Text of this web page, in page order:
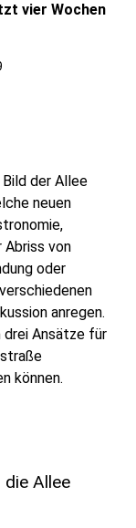
vier Wochen
der Allee
neuen
Abriss von
oder
anregen.
drei Ansätze für
können.
Allee